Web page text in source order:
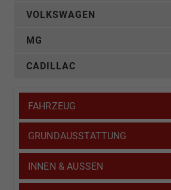
VOLKSWAGEN
MG
CADILLAC
FAHRZEUG
GRUNDAUSSTATTUNG
INNEN & AUSSEN